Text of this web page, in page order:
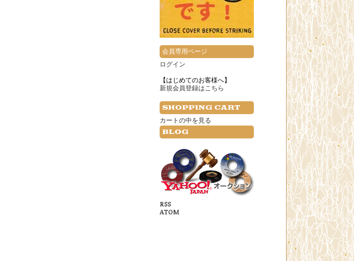
会員専用ページ
ログイン
【はじめてのお客様へ】
新規会員登録はこちら
SHOPPING CART
カートの中を見る
BLOG
RSS
ATOM